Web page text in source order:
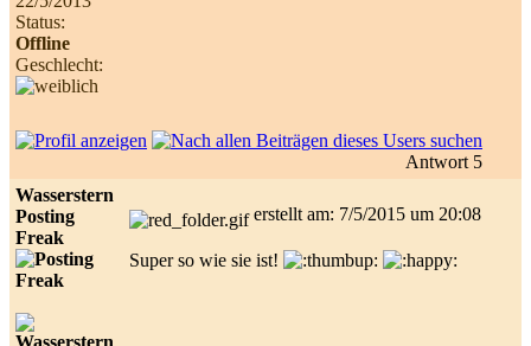
Status:
Offline
Geschlecht:
Antwort 5
Wasserstern
Posting
Freak
erstellt am: 7/5/2015 um 20:08
Super so wie sie ist!